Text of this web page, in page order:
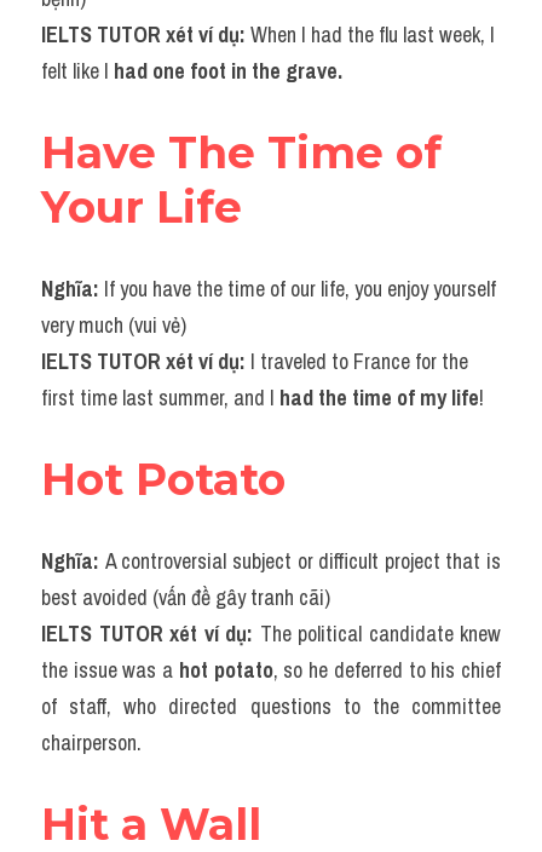
IELTS TUTOR xét ví dụ: When I had the flu last week, I
felt like I had one foot in the grave.
Have The Time of
Your Life
Nghĩa: If you have the time of our life, you enjoy yourself
very much (vui vẻ)
IELTS TUTOR xét ví dụ: I traveled to France for the
first time last summer, and I had the time of my life!
Hot Potato
Nghĩa: A controversial subject or difficult project that is
best avoided (vấn đề gây tranh cãi)
IELTS TUTOR xét ví dụ: The political candidate knew
the issue was a hot potato, so he deferred to his chief
of staff, who directed questions to the committee
chairperson.
Hit a Wall